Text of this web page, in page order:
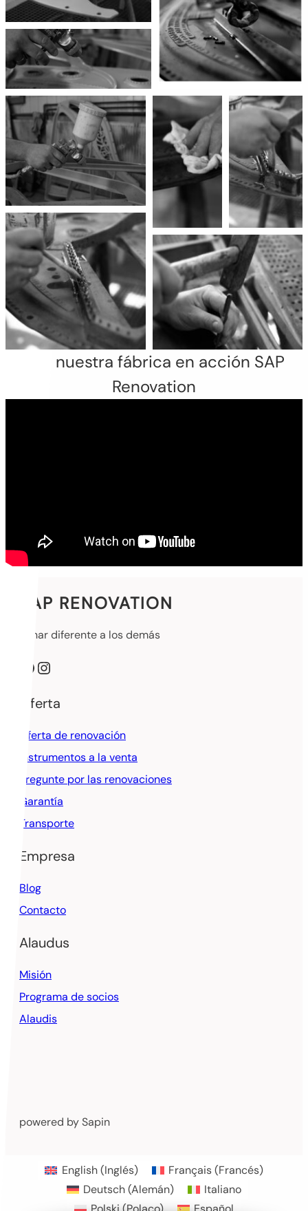
Vea nuestra fábrica en acción SAP
Renovation
SAP RENOVATION
Sonar diferente a los demás
Instagram
Oferta
Oferta de renovación
Instrumentos a la venta
Pregunte por las renovaciones
Garantía
Transporte
Empresa
Blog
Contacto
Alaudus
Misión
Programa de socios
Alaudis
powered by Sapin
English(Inglés) Français(Francés)
Deutsch(Alemán)
Italiano